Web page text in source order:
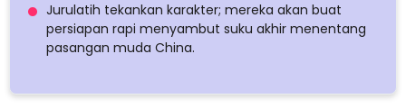
Jurulatih tekankan karakter; mereka akan buat
persiapan rapi menyambut suku akhir menentang
pasangan muda China.